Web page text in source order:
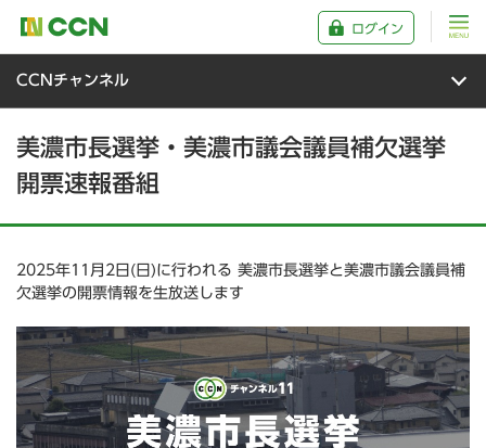
ログイン
CCNチャンネル
美濃市長選挙・美濃市議会議員補欠選挙
開票速報番組
2025年11月2日(日)に行われる 美濃市長選挙と美濃市議会議員補
欠選挙の開票情報を生放送します